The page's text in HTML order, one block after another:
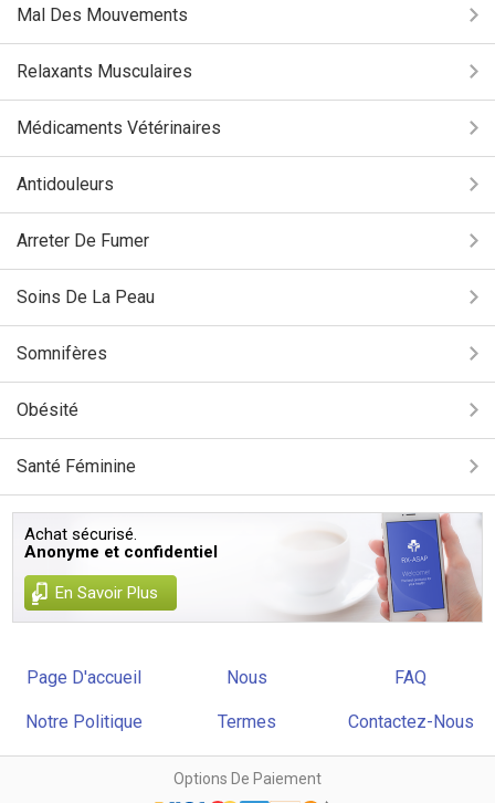
Mal Des Mouvements
Relaxants Musculaires
Médicaments Vétérinaires
Antidouleurs
Arreter De Fumer
Soins De La Peau
Somnifères
Obésité
Santé Féminine
Achat sécurisé.
Anonyme et confidentiel
En Savoir Plus
Page D'accueil Nous FAQ
Notre Politique Termes Contactez-Nous
Options De Paiement